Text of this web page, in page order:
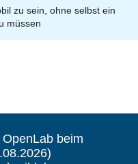
zu sein, ohne selbst ein
müssen
beim